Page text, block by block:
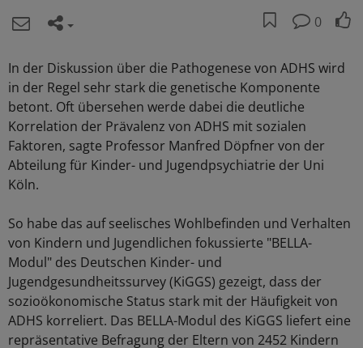
0
In der Diskussion über die Pathogenese von ADHS wird
in der Regel sehr stark die genetische Komponente
betont. Oft übersehen werde dabei die deutliche
Korrelation der Prävalenz von ADHS mit sozialen
Faktoren, sagte Professor Manfred Döpfner von der
Abteilung für Kinder- und Jugendpsychiatrie der Uni
Köln.
So habe das auf seelisches Wohlbefinden und Verhalten
von Kindern und Jugendlichen fokussierte "BELLA-
Modul" des Deutschen Kinder- und
Jugendgesundheitssurvey (KiGGS) gezeigt, dass der
sozioökonomische Status stark mit der Häufigkeit von
ADHS korreliert. Das BELLA-Modul des KiGGS liefert eine
repräsentative Befragung der Eltern von 2452 Kindern